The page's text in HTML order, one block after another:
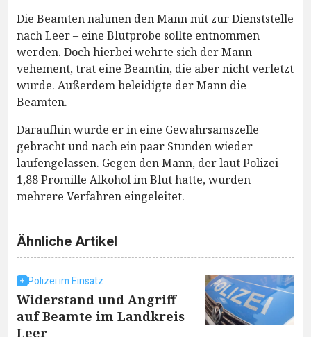
Die Beamten nahmen den Mann mit zur Dienststelle
nach Leer – eine Blutprobe sollte entnommen
werden. Doch hierbei wehrte sich der Mann
vehement, trat eine Beamtin, die aber nicht verletzt
wurde. Außerdem beleidigte der Mann die
Beamten.
Daraufhin wurde er in eine Gewahrsamszelle
gebracht und nach ein paar Stunden wieder
laufengelassen. Gegen den Mann, der laut Polizei
1,88 Promille Alkohol im Blut hatte, wurden
mehrere Verfahren eingeleitet.
Ähnliche Artikel
Polizei im Einsatz
Widerstand und Angriff
auf Beamte im Landkreis
Leer